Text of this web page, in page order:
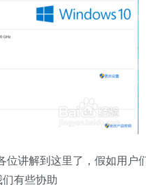
讲解到这里了，假如用户
有些协助